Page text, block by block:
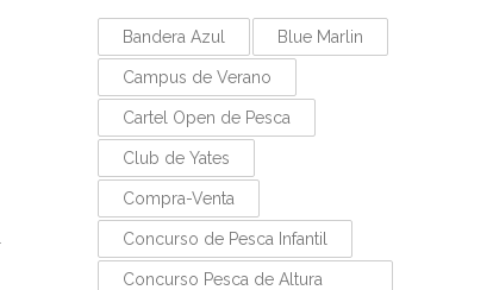
Bandera Azul Blue Marlin
Campus de Verano
Cartel Open de Pesca
Club de Yates
Compra-Venta
Concurso de Pesca Infantil
Concurso Pesca de Altura